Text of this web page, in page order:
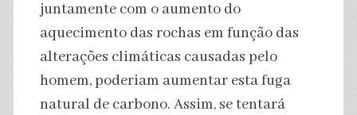
juntamente com o aumento do
aquecimento das rochas em função das
alterações climáticas causadas pelo
homem, poderiam aumentar esta fuga
natural de carbono. Assim, se tentará